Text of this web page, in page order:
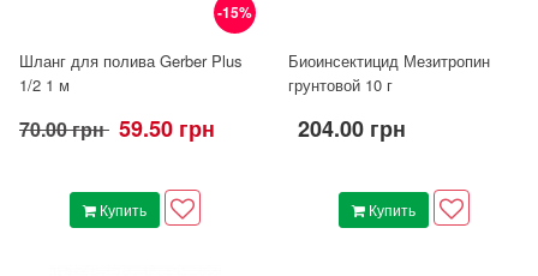
-15%
Шланг для полива Gerber Plus
1/2 1 м
70.00 грн 59.50 грн
Купить
Биоинсектицид Мезитропин
грунтовой 10 г
204.00 грн
Купить